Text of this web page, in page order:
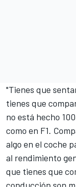
"Tienes que
tienes que
no está hecho
como en F1.
algo en el coche
al rendimiento
que tienes que